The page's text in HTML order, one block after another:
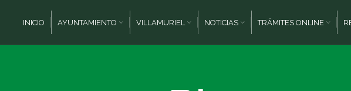
INICIO AYUNTAMIENTO VILLAMURIEL NOTICIAS TRÁMITES ONLINE